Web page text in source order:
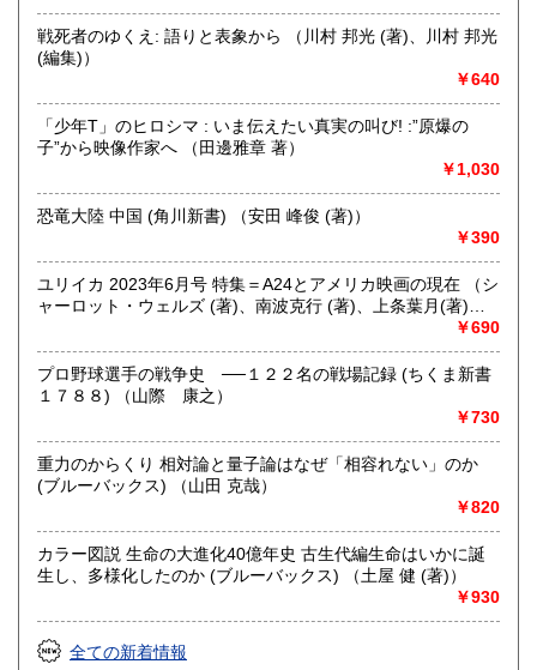
にお問い合わせください。出張費は、無料です。
哲学宗教、歴史、社会科学、自然科学、美術工芸、趣味、外
国書、サブカルチャー、古書一般（その他）
オールジャンル
戦死者のゆくえ: 語りと表象から （川村 邦光 (著)、川村 邦光
(編集)）
￥640
「少年T」のヒロシマ : いま伝えたい真実の叫び! :”原爆の
子”から映像作家へ （田邊雅章 著）
￥1,030
恐竜大陸 中国 (角川新書) （安田 峰俊 (著)）
￥390
ユリイカ 2023年6月号 特集＝A24とアメリカ映画の現在 （シ
ャーロット・ウェルズ (著)、南波克行 (著)、上条葉月(著)、
￥690
プロ野球選手の戦争史 ──１２２名の戦場記録 (ちくま新書
１７８８) （山際 康之）
￥730
重力のからくり 相対論と量子論はなぜ「相容れない」のか
(ブルーバックス) （山田 克哉）
￥820
カラー図説 生命の大進化40億年史 古生代編生命はいかに誕
生し、多様化したのか (ブルーバックス) （土屋 健 (著)）
￥930
全ての新着情報